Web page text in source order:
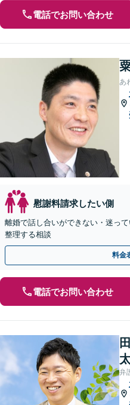
電話でお問い合わせ
あ
慰謝料請求したい側
離婚で話し合いができない・迷っ
整理する相談
料金
電話でお問い合わせ
弁